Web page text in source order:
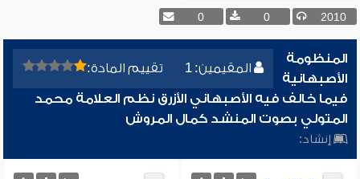
2010
0
0
المقيمين: 1 تقييم المادة:
المنظومة
الأصبهانية
فيما خالف فيه الأصبهاني الأزرق نظم العلامة محمد
المتولي بصوت المنشد كمال المروش
إنشاد: